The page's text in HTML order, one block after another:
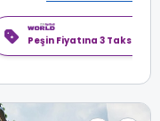
Peşin Fiyatına 3 Taksit